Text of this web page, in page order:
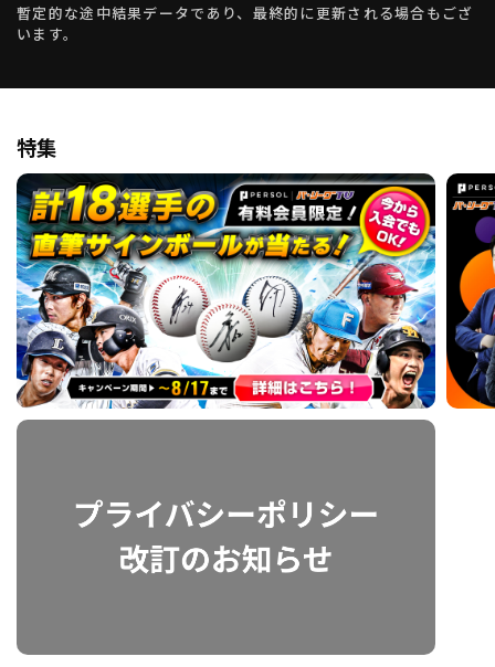
暫定的な途中結果データであり、最終的に更新される場合もござ
います。
特集